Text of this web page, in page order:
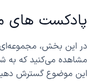
پادکست های
در این بخش، مجموعه‌ای
مشاهده می‌کنید که به
این موضوع گسترش